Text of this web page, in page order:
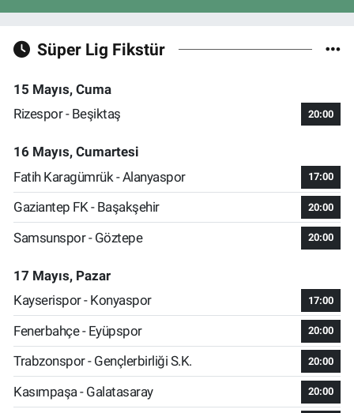
Süper Lig Fikstür
15 Mayıs, Cuma
Rizespor - Beşiktaş
20:00
16 Mayıs, Cumartesi
Fatih Karagümrük - Alanyaspor
17:00
Gaziantep FK - Başakşehir 20:00
Samsunspor - Göztepe 20:00
17 Mayıs, Pazar
Kayserispor - Konyaspor
17:00
Fenerbahçe - Eyüpspor 20:00
Trabzonspor - Gençlerbirliği S.K. 20:00
Kasımpaşa - Galatasaray 20:00